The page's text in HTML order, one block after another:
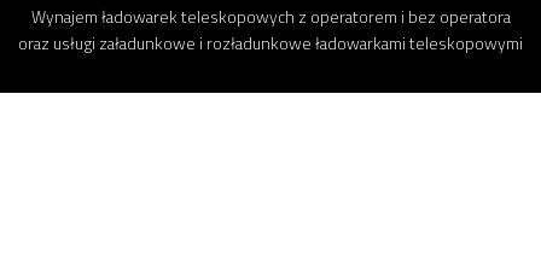
Wynajem ładowarek teleskopowych z operatorem i bez operatora
oraz usługi załadunkowe i rozładunkowe ładowarkami teleskopowymi